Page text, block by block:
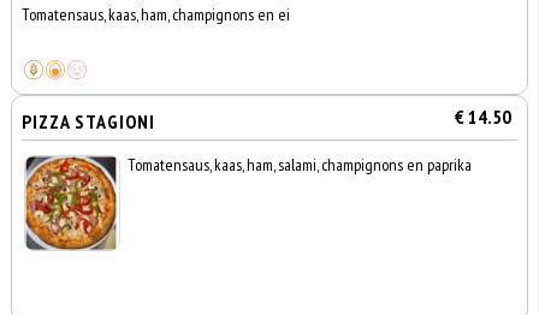
Tomatensaus, kaas, ham, champignons en ei
PIZZA STAGIONI € 14.50
Tomatensaus, kaas, ham, salami, champignons en paprika